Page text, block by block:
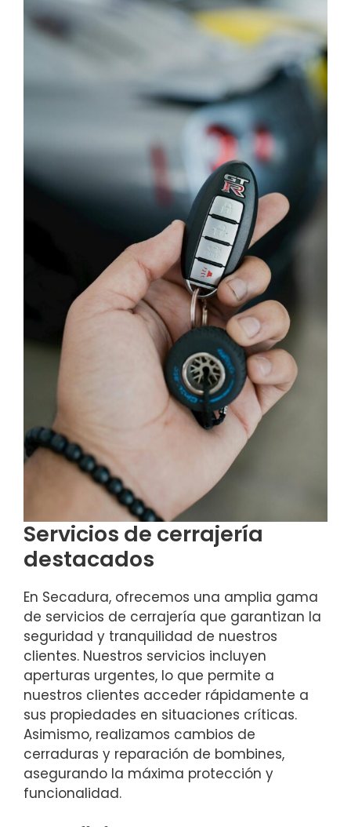
Servicios de cerrajería
destacados
En Secadura, ofrecemos una amplia gama
de servicios de cerrajería que garantizan la
seguridad y tranquilidad de nuestros
clientes. Nuestros servicios incluyen
aperturas urgentes, lo que permite a
nuestros clientes acceder rápidamente a
sus propiedades en situaciones críticas.
Asimismo, realizamos cambios de
cerraduras y reparación de bombines,
asegurando la máxima protección y
funcionalidad.